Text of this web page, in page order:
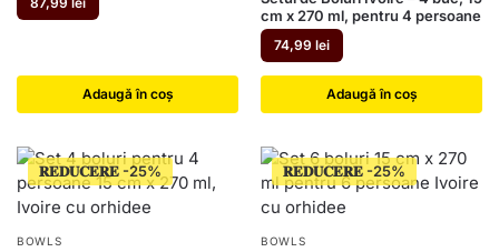
Adaugă în coș
cm x 270 ml, pentru 4 persoane
74,99 lei
Adaugă în coș
𝐑𝐄𝐃𝐔𝐂𝐄𝐑𝐄
BOWLS
𝐑𝐄𝐃𝐔𝐂𝐄𝐑𝐄
BOWLS